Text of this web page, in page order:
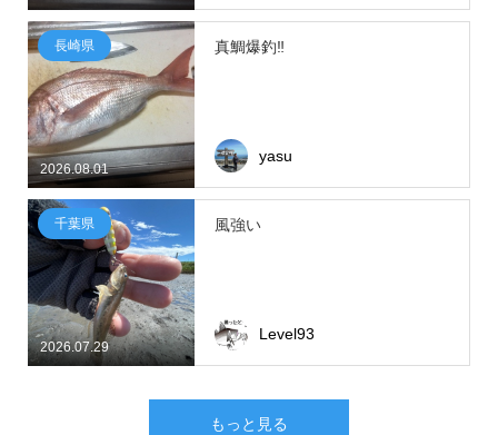
2026.08.01
長崎県 真鯛爆釣‼
yasu
2026.07.29
千葉県 風強い
Level93
もっと見る